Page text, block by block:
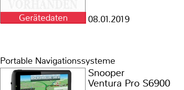
Gerätedaten 08.01.2019
Portable Navigationssysteme
Snooper
Ventura Pro S6900